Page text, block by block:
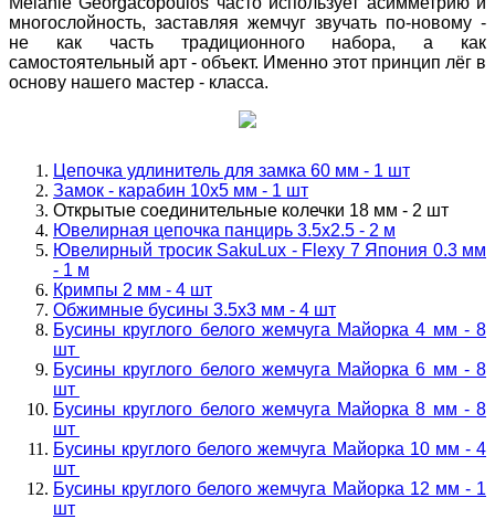
многослойность, заставляя жемчуг звучать по-новому -
не как часть традиционного набора, а как
самостоятельный арт - объект. Именно этот принцип лёг в
основу нашего мастер - класса.
Цeпочка удлинитель для замка 60 мм - 1 шт
Замок - карабин 10x5 мм - 1 шт
Открытые соединительные колечки 18 мм - 2 шт
Ювелирная цепочка панцирь 3.5х2.5 - 2 м
Ювелирный тросик SakuLux - Flexy 7 Япония 0.3 мм
- 1 м
Кримпы 2 мм - 4 шт
Обжимные бусины 3.5x3 мм - 4 шт
Бусины круглого белого жемчуга Майорка 4 мм - 8
шт
Бусины круглого белого жемчуга Майорка 6 мм - 8
шт
Бусины круглого белого жемчуга Майорка 8 мм - 8
шт
Бусины круглого белого жемчуга Майорка 10 мм - 4
шт
Бусины круглого белого жемчуга Майорка 12 мм - 1
шт